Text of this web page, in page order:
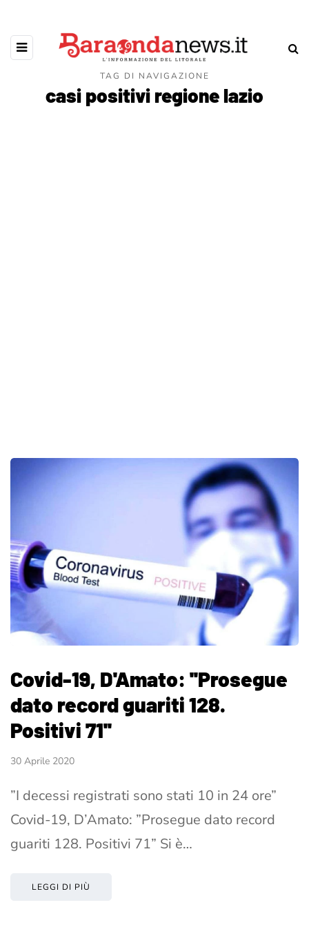
TAG DI NAVIGAZIONE
casi positivi regione lazio
Covid-19, D'Amato: ''Prosegue
dato record guariti 128.
Positivi 71''
30 Aprile 2020
”I decessi registrati sono stati 10 in 24 ore”
Covid-19, D’Amato: ”Prosegue dato record
guariti 128. Positivi 71” Si è…
LEGGI DI PIÙ